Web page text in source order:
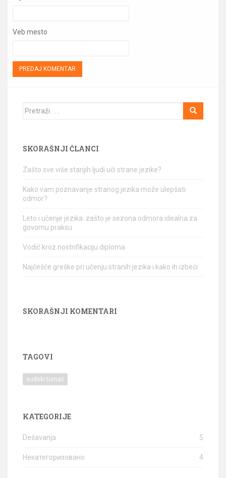
Veb mesto
Traži
SKORAŠNJI ČLANCI
Zašto sve više starijih ljudi uči strane jezike?
Kako vam poznavanje stranog jezika može ulepšati
odmor?
Leto i učenje jezika: zašto je sezona odmora idealna za
govornu praksu
Vodič kroz nostrifikaciju diploma
Najčešće greške pri učenju stranih jezika i kako ih izbeći
SKORAŠNJI KOMENTARI
TAGOVI
sudski tumač
KATEGORIJE
Dešavanja 5
Некатегоризовано 4